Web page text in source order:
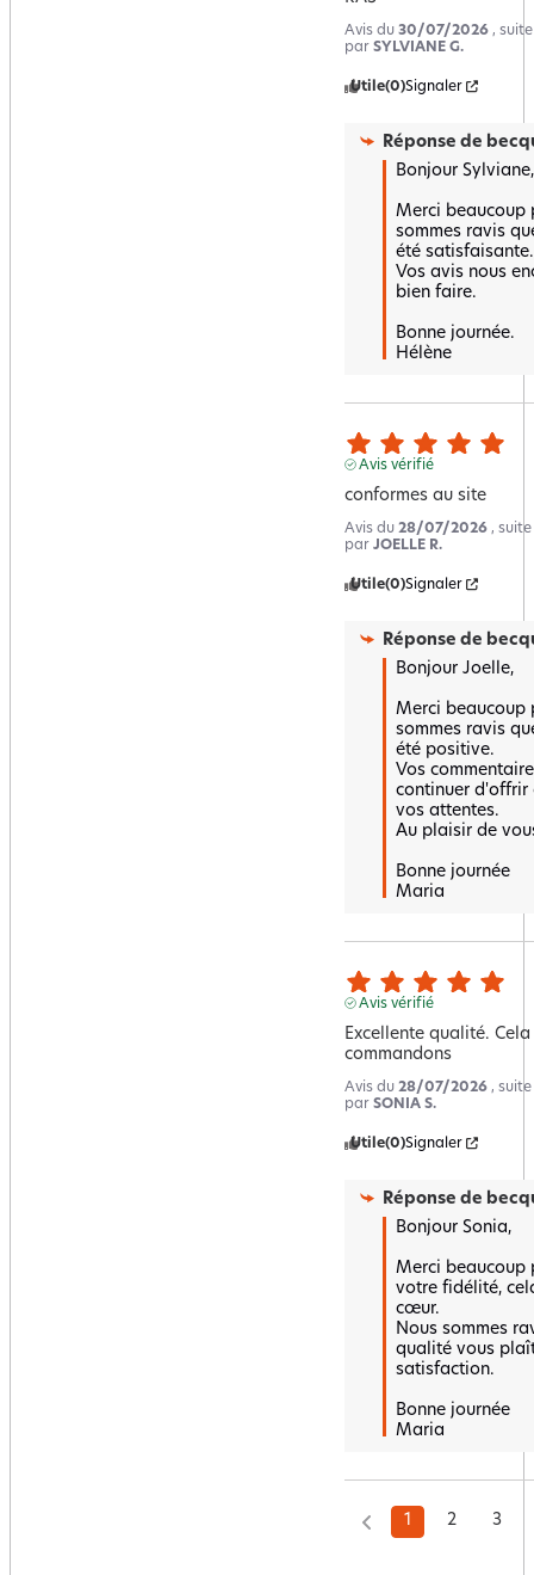
Avis du 30/07/2026 ,
par SYLVIANE G.
Utile(0)Signaler
Réponse de
Bonjour Sylviane,
Merci beaucoup
sommes ravis
été
Vos avis nous
bien faire.
Bonne journée.
Hélène
Avis vérifié
conformes au site
Avis du 28/07/2026 ,
par JOELLE R.
Utile(0)Signaler
Réponse de
Bonjour Joelle,
Merci beaucoup
sommes ravis
été positive.
Vos
continuer d'offrir
vos attentes.
Au plaisir de
Bonne journée
Maria
Avis vérifié
Excellente qualité.
commandons
Avis du 28/07/2026 ,
par SONIA S.
Utile(0)Signaler
Réponse de
Bonjour Sonia,
Merci beaucoup
votre fidélité,
cœur.
Nous sommes
qualité vous
satisfaction.
Bonne journée
Maria
1 2 3